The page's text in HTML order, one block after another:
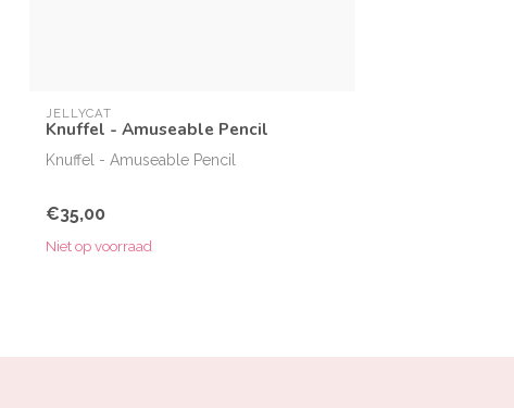
JELLYCAT
Knuffel - Amuseable Pencil
Knuffel - Amuseable Pencil
€35,00
Niet op voorraad